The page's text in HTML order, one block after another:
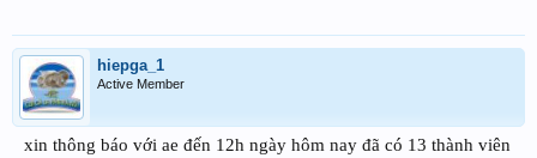
hiepga_1
Active Member
xin thông báo với ae đến 12h ngày hôm nay đã có 13 thành viên